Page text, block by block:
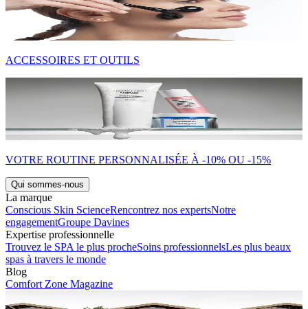
ACCESSOIRES ET OUTILS
VOTRE ROUTINE PERSONNALISÉE À -10% OU -15%
Qui sommes-nous
La marque
Conscious Skin ScienceRencontrez nos expertsNotre
engagementGroupe Davines
Expertise professionnelle
Trouvez le SPA le plus procheSoins professionnelsLes plus beaux
spas à travers le monde
Blog
Comfort Zone Magazine